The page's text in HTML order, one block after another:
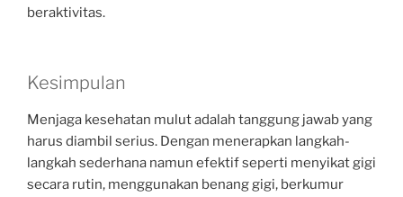
beraktivitas.
Kesimpulan
Menjaga kesehatan mulut adalah tanggung jawab yang
harus diambil serius. Dengan menerapkan langkah-
langkah sederhana namun efektif seperti menyikat gigi
secara rutin, menggunakan benang gigi, berkumur